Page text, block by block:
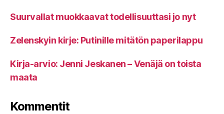
Suurvallat muokkaavat todellisuuttasi jo nyt
Zelenskyin kirje: Putinille mitätön paperilappu
Kirja-arvio: Jenni Jeskanen – Venäjä on toista
maata
Kommentit